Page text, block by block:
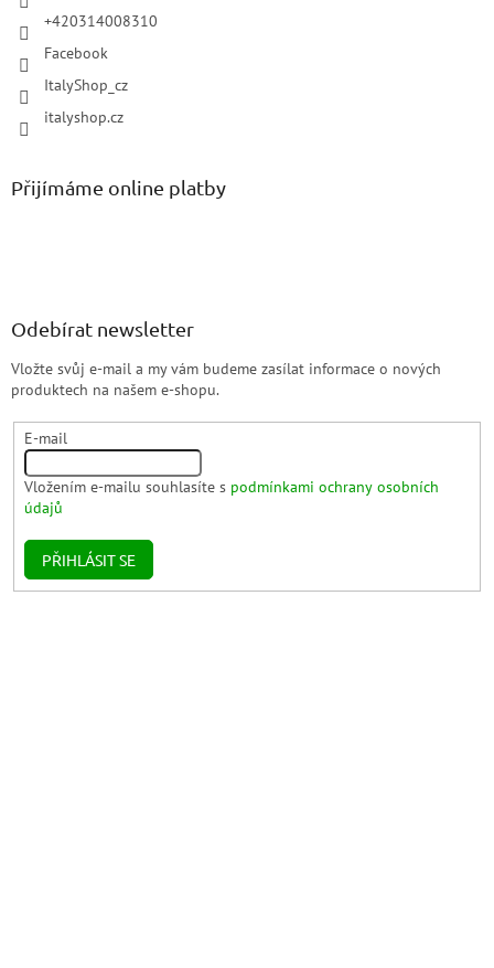
+420314008310
Facebook
ItalyShop_cz
italyshop.cz
Přijímáme online platby
Odebírat newsletter
Vložte svůj e-mail a my vám budeme zasílat informace o nových
produktech na našem e-shopu.
E-mail
Vložením e-mailu souhlasíte s podmínkami ochrany osobních
údajů
PŘIHLÁSIT SE